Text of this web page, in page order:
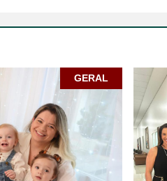
GERAL